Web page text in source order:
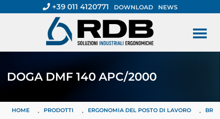
+39 011 4120771 DOWNLOAD NEWS
DOGA DMF 140 APC/2000
HOME PRODOTTI ERGONOMIA DEL POSTO DI LAVORO